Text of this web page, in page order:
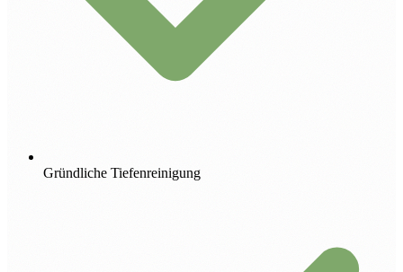
Gründliche Tiefenreinigung